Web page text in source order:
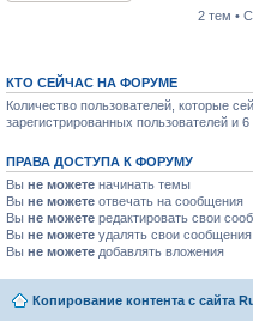
2 тем •
КТО СЕЙЧАС НА ФОРУМЕ
Количество пользователей, которые
зарегистрированных пользователей и 6
ПРАВА ДОСТУПА К ФОРУМУ
Вы не можете начинать темы
Вы не можете отвечать на сообщения
Вы не можете редактировать свои
Вы не можете удалять свои сообщения
Вы не можете добавлять вложения
Копирование контента с сайта